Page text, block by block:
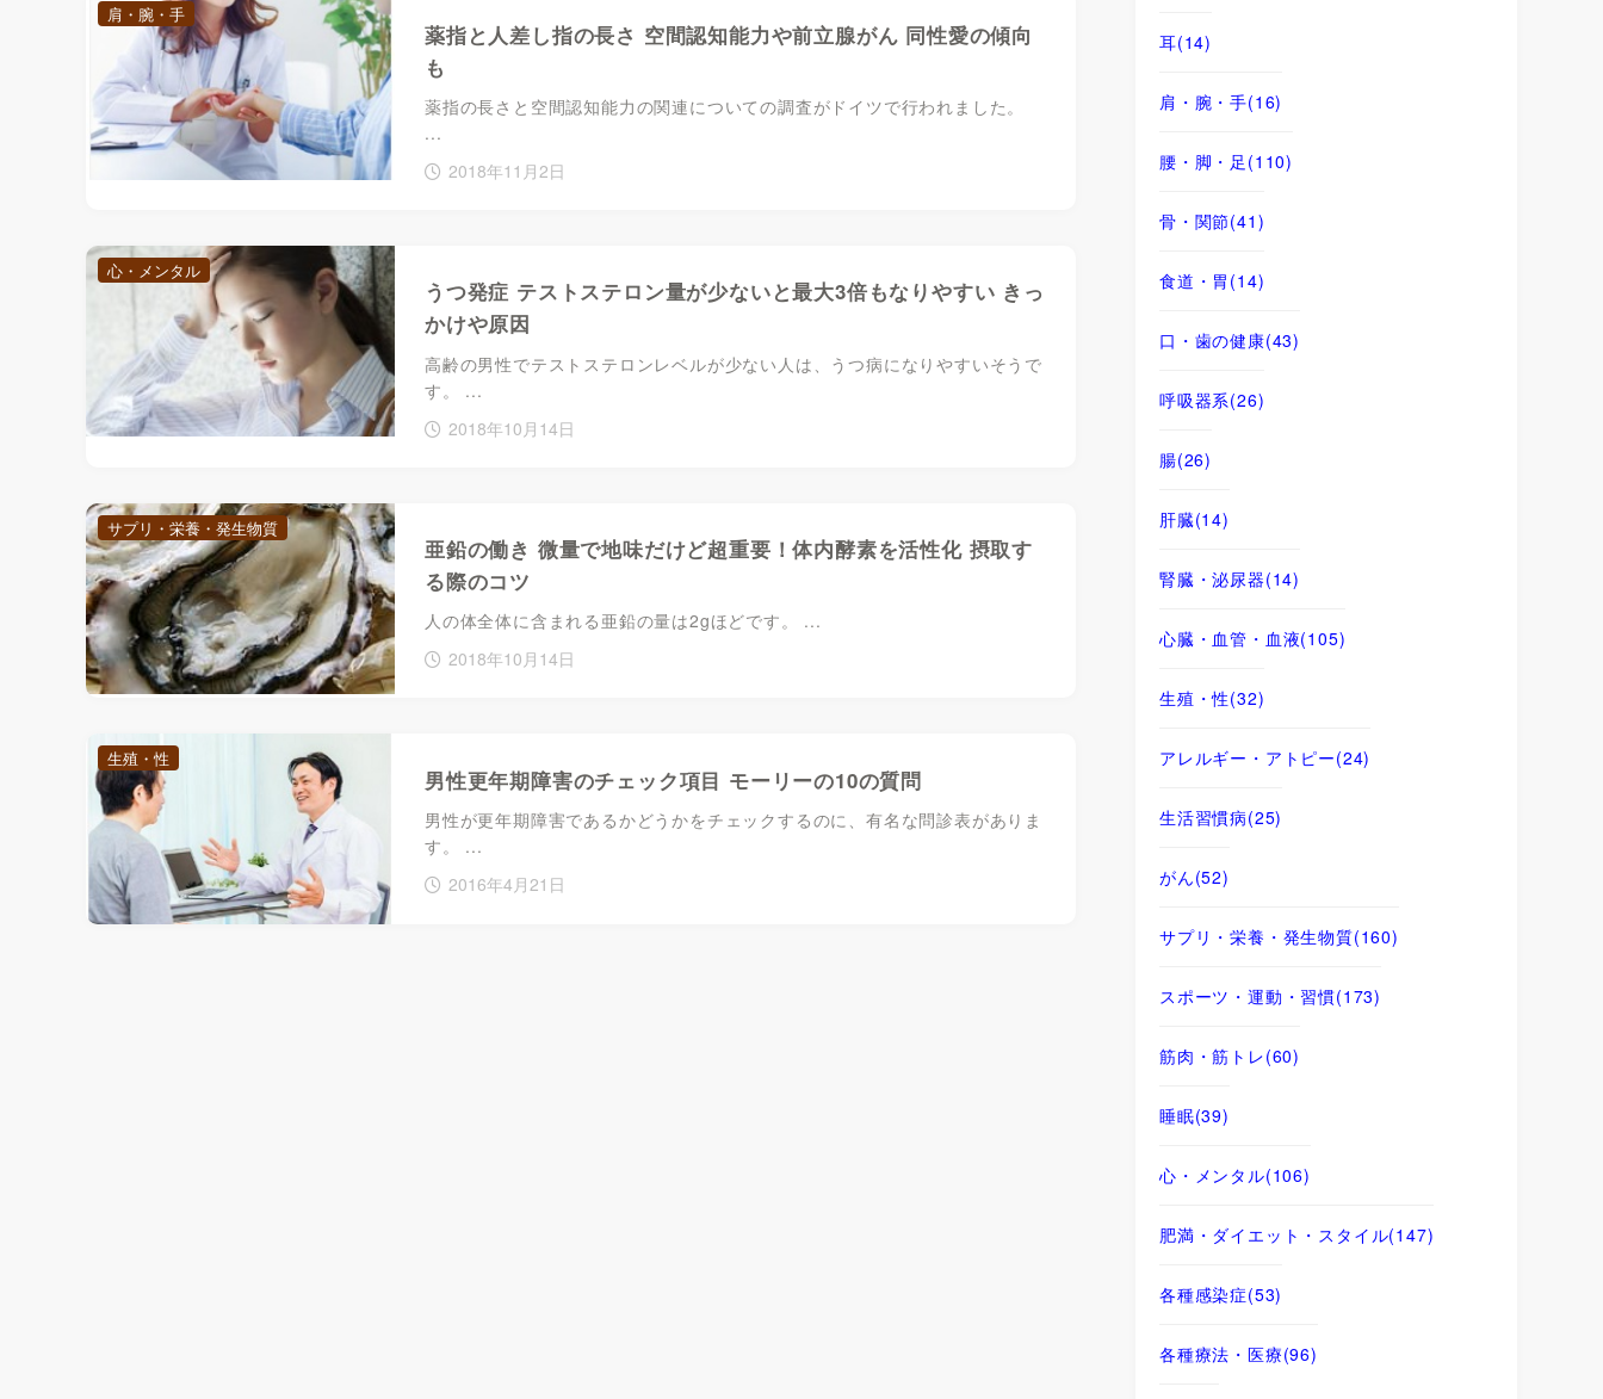
薬指と人差し指の長さ 空間認知能力や前立腺がん 同性愛の傾向
も
薬指の長さと空間認知能力の関連についての調査がドイツで行われました。
...
2018年11月2日
肩・腕・手
うつ発症 テストステロン量が少ないと最大3倍もなりやすい きっ
かけや原因
高齢の男性でテストステロンレベルが少ない人は、うつ病になりやすいそうで
す。 ...
2018年10月14日
心・メンタル
亜鉛の働き 微量で地味だけど超重要！体内酵素を活性化 摂取す
る際のコツ
人の体全体に含まれる亜鉛の量は2gほどです。 ...
2018年10月14日
サプリ・栄養・発生物質
男性更年期障害のチェック項目 モーリーの10の質問
男性が更年期障害であるかどうかをチェックするのに、有名な問診表がありま
す。 ...
2016年4月21日
生殖・性
耳(14)
肩・腕・手(16)
腰・脚・足 (110)
骨・関節(41)
食道・胃 (14)
口・歯の健康(43)
呼吸器系(26)
腸(26)
肝臓(14)
腎臓・泌尿器(14)
心臓・血管・血液(105)
生殖・性(32)
アレルギー・アトピー(24)
生活習慣病(25)
がん(52)
サプリ・栄養・発生物質(160)
スポーツ・運動・習慣(173)
筋肉・筋トレ(60)
睡眠(39)
心・メンタル(106)
肥満・ダイエット・スタイル(147)
各種感染症(53)
各種療法・医療(96)